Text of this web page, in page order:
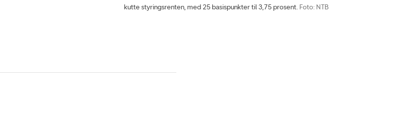
kutte styringsrenten, med 25 basispunkter til 3,75 prosent. Foto: NTB